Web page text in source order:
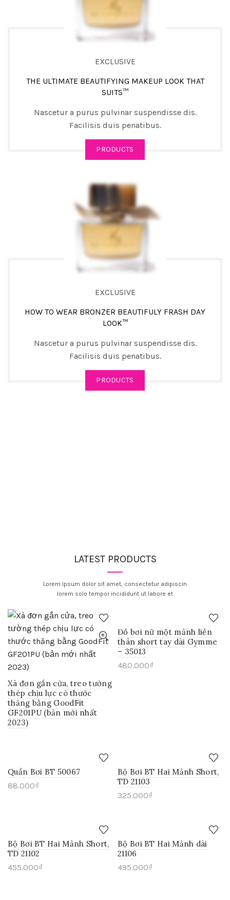
EXCLUSIVE
THE ULTIMATE BEAUTIFYING MAKEUP LOOK THAT
SUITS™
Nascetur a purus pulvinar suspendisse dis.
Facilisis duis penatibus.
PRODUCTS
EXCLUSIVE
HOW TO WEAR BRONZER BEAUTIFULY FRASH DAY
LOOK™
Nascetur a purus pulvinar suspendisse dis.
Facilisis duis penatibus.
PRODUCTS
LATEST PRODUCTS
Lorem ipsum dolor sit amet, consectetur adipiscin
lorem solo tempor incididunt ut labore et
Xà đơn gắn cửa, treo tường
thép chịu lực có thước
thăng bằng GoodFit
GF201PU (bản mới nhất
2023)
Đồ bơi nữ một mảnh liền
thân short tay dài Gymme
– 35013
480.000₫
Quần Bơi BT 50067
88.000₫
Bộ Bơi BT Hai Mảnh Short,
TD 21103
325.000₫
Bộ Bơi BT Hai Mảnh Short,
TD 21102
455.000₫
Bộ Bơi BT Hai Mảnh dài
21106
495.000₫